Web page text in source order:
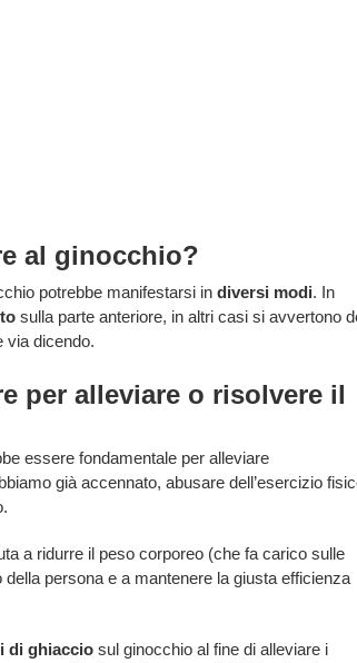
al ginocchio?
potrebbe manifestarsi indiversi modi. In
sulla parte anteriore, in altri casi si avvertono
via dicendo.
per alleviare o risolvere il
essere fondamentale per alleviare
già accennato, abusare dell’esercizio
a ridurre il peso corporeo (che fa carico sulle
persona e a mantenere la giusta efficienza
di ghiacciosul ginocchio al fine di alleviare i